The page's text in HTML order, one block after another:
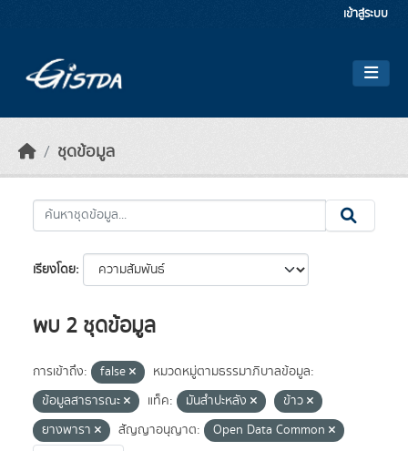
เข้าสู่ระบบ
ชุดข้อมูล
เรียงโดย
พบ 2 ชุดข้อมูล
การเข้าถึง: false
หมวดหมู่ตามธรรมาภิบาลข้อมูล:
ข้อมูลสาธารณะ
แท็ค: มันสำปะหลัง
ข้าว
ยางพารา
สัญญาอนุญาต:
Open Data Common